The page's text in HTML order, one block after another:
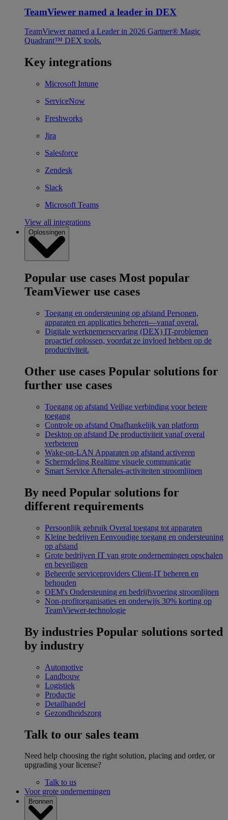
TeamViewer named a leader in DEX
TeamViewer named a Leader in 2026 Gartner® Magic
Quadrant™ DEX tools.
Key integrations
Microsoft Intune
ServiceNow
Freshworks
Jira
Salesforce
Zendesk
Slack
Microsoft Teams
View all integrations
Oplossingen
Popular use cases Most popular
TeamViewer use cases
Toegang en ondersteuning op afstand Personen,
apparaten en applicaties beheren—vanaf overal.
Digitale werknemerservaring (DEX) IT-problemen
proactief oplossen, voordat ze invloed hebben op de
productiviteit.
Other use cases Popular solutions for
further use cases
Toegang op afstand Veilige verbinding voor betere
toegang
Controle op afstand Onafhankelijk van platform
Desktop op afstand De productiviteit vanaf overal
verbeteren
Wake-on-LAN Apparaten op afstand activeren
Schermdeling Realtime visuele communicatie
Smart Service Aftersales-activiteiten stroomlijnen
By need Popular solutions for
different requirements
Persoonlijk gebruik Overal toegang tot apparaten
Kleine bedrijven Eenvoudige toegang en ondersteuning
op afstand
Grote bedrijven IT van grote ondernemingen opschalen
en beveiligen
Beheerde serviceproviders Client-IT beheren en
behouden
OEM's Ondersteuning en bedrijfsvoering stroomlijnen
Non-profitorganisaties en onderwijs 30% korting op
TeamViewer-technologie
By industries Popular solutions sorted
by industry
Automotive
Landbouw
Logistiek
Productie
Detailhandel
Gezondheidszorg
Talk to our sales team
Need help choosing the right solution, placing and order, or
upgrading your license?
Talk to us
Voor grote ondernemingen
Bronnen